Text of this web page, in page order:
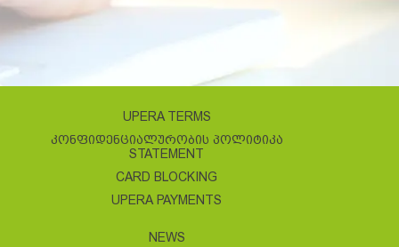
UPERA TERMS
ᲙᲝᲜᲤᲘᲓᲔᲜᲪᲘᲐᲚᲣᲠᲝᲑᲘᲡ ᲞᲝᲚᲘᲢᲘᲙᲐ
STATEMENT
CARD BLOCKING
UPERA PAYMENTS
NEWS